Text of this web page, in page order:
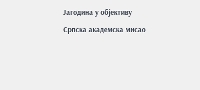
Јагодина у објективу
Српска академска мисао